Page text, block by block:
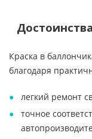
Краска в
благодаря
легкий ремонт
точное